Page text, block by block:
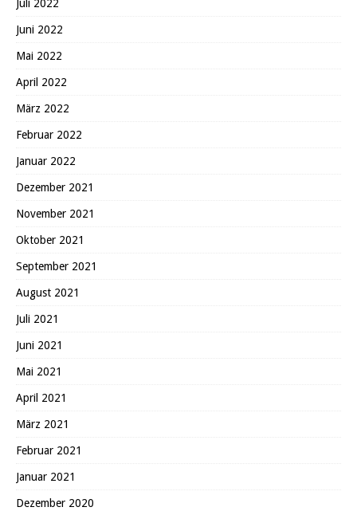
Juli 2022
Juni 2022
Mai 2022
April 2022
März 2022
Februar 2022
Januar 2022
Dezember 2021
November 2021
Oktober 2021
September 2021
August 2021
Juli 2021
Juni 2021
Mai 2021
April 2021
März 2021
Februar 2021
Januar 2021
Dezember 2020